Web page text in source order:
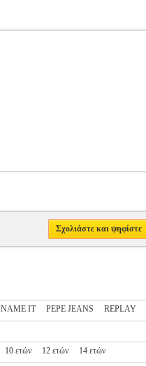
Σχολιάστε και ψηφίστε
NAME IT PEPE JEANS REPLAY
10 ετών 12 ετών 14 ετών